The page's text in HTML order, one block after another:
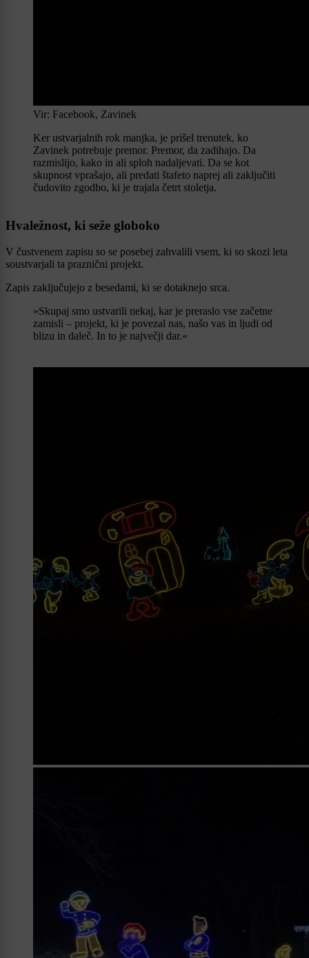
Vir: Facebook, Zavinek
Ker ustvarjalnih rok manjka, je prišel trenutek, ko
Zavinek potrebuje premor. Premor, da zadihajo. Da
razmislijo, kako in ali sploh nadaljevati. Da se kot
skupnost vprašajo, ali predati štafeto naprej ali zaključiti
čudovito zgodbo, ki je trajala četrt stoletja.
Hvaležnost, ki seže globoko
V čustvenem zapisu so se posebej zahvalili vsem, ki so skozi leta
soustvarjali ta praznični projekt.
Zapis zaključujejo z besedami, ki se dotaknejo srca.
»Skupaj smo ustvarili nekaj, kar je preraslo vse začetne
zamisli – projekt, ki je povezal nas, našo vas in ljudi od
blizu in daleč. In to je največji dar.«